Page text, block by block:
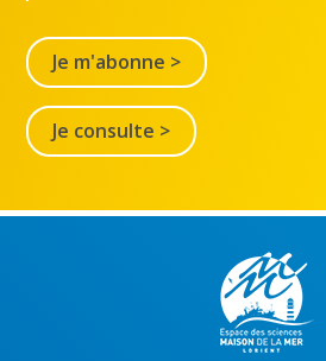
Je m'abonne >
Je consulte >